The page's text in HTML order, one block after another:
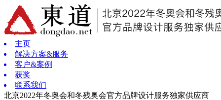
主页
解决方案&服务
客户&案例
获奖
联系我们
北京2022年冬奥会和冬残奥会官方品牌设计服务独家供应商